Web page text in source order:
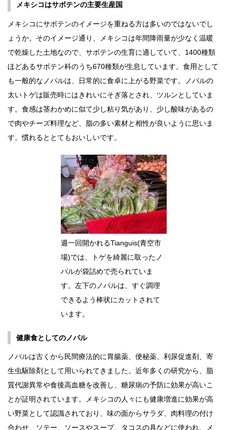
メキシコはサボテンの主要生産国
メキシコにサボテンのイメージを重ねる方は多いのではないでし
ょうか。そのイメージ通り、メキシコは年間降雨量が少なく温暖
で乾燥した土地なので、サボテンの生育に適していて、1400種類
ほどあるサボテン科のうち670種類が生息しています。食用として
も一般的なノパルは、日常的に食卓に上がる野菜です。ノパルの
太いトゲは販売時にはきれいにそぎ落とされ、ツルンとしていま
す。食感は茎わかめに似て少し粘り気があり、少し酸味があるの
で肉やチーズ料理など、脂の多い素材と相性が良いように思いま
す。慣れるととてもおいしいです。
週一回開かれるTianguis(青空市
場)では、トゲを綺麗に取ったノ
パルが袋詰めで売られていま
す。左下のノパルは、すぐ調理
できるよう棒状にカットされて
います。
健康食としてのノパル
ノパルは古くから民間療法的に胃腸薬、便秘薬、利尿促進剤、寄
生虫駆除剤として用いられてきました。近年多くの研究から、脂
質代謝異常や食後高血糖を改善し、糖尿病の予防に効果が高いこ
とが証明されています。メキシコの人々にも健康増進に効果が高
い野菜として認識されており、味の面からサラダ、肉料理の付け
合わせ、ソテー、ソースやスープ、タコスの具などに使われ、メ